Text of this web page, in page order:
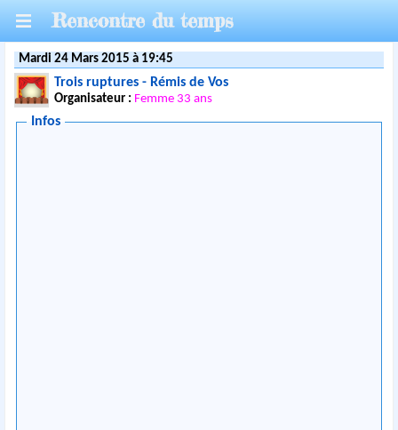
Rencontre du temps
Mardi 24 Mars 2015 à 19:45
Trois ruptures - Rémis de Vos
Organisateur : Femme 33 ans
Infos